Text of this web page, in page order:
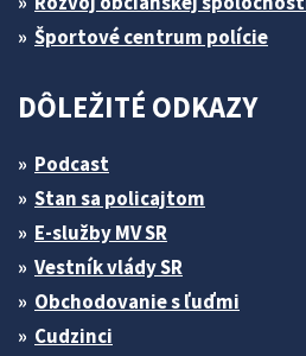
Športové centrum polície
DÔLEŽITÉ ODKAZY
Podcast
Stan sa policajtom
E-služby MV SR
Vestník vlády SR
Obchodovanie s ľuďmi
Cudzinci